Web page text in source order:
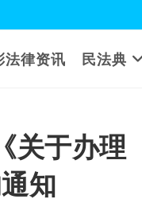
法律资讯 民法典
关于办理
知